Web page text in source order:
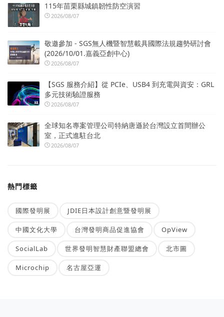
115年苗栗縣城鎮韌性防空演習
2026/08/07
敬邀參加 - SGS無人機暨智慧載具國際法規趨勢研討會
(2026/10/01.嘉義亞創中心)
2026/08/07
【SGS 服務介紹】從 PCIe、USB4 到充電與資安：GRL
多元技術驗證服務
2026/08/07
全球知名專案管理公司特納唐遜於台灣設立首間辦公
室，正式進駐台北
2026/08/07
熱門標籤
國際發明展 JDIE日本設計創意暨發明展
中國文化大學 台灣發明商品促進協會 OpView
SocialLab 世界發明智慧財產聯盟總會 北市圖
Microchip 名古屋亞運